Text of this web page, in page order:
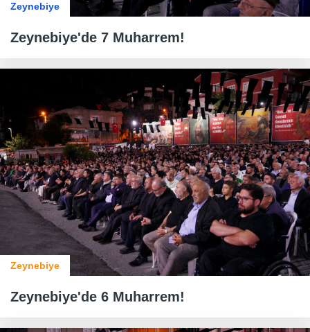
Zeynebiye
Zeynebiye'de 7 Muharrem!
Zeynebiye
Zeynebiye'de 6 Muharrem!